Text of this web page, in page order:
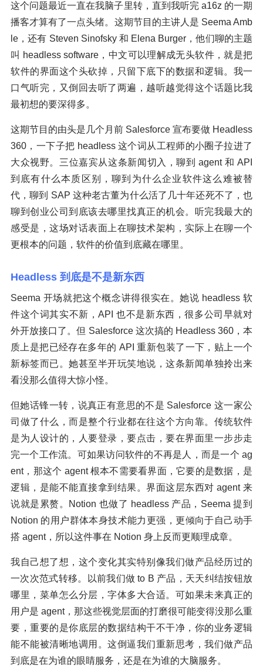
这个问题最近一直在我脑子里转，直到我听完 a16z 的一期
播客才算有了一点头绪。这期节目的主讲人是 Seema Amb
le，还有 Steven Sinofsky 和 Elena Burger，他们聊的主题
叫 headless software，中文可以理解成无头软件，就是把
软件的界面这个头砍掉，只留下底下的数据和逻辑。我一
口气听完，又倒回去听了两遍，越听越觉得这个话题比我
最初想的要深得多。
这期节目的由头是几个月前 Salesforce 宣布要做 Headless
360，一下子把 headless 这个词从工程师的小圈子拉进了
大众视野。三位嘉宾从这条新闻切入，聊到 agent 和 API
到底有什么本质区别，聊到为什么企业软件这么难被替
代，聊到 SAP 这种老古董为什么活了几十年还死不了，也
聊到创业公司到底该去哪里找真正的机会。听完我最大的
感受是，这场对话表面上在聊技术架构，实际上在聊一个
更根本的问题，软件的价值到底藏在哪里。
Headless 到底是不是新东西
Seema 开场就把这个概念讲得很实在。她说 headless 软
件这个词其实不新，API 也不是新东西，很多公司早就对
外开放接口了。但 Salesforce 这次搞的 Headless 360，本
质上是把已经存在多年的 API 重新包装了一下，贴上一个
新标签而已。她甚至半开玩笑地说，这条新闻单独拎出来
看没那么值得大惊小怪。
但她话锋一转，说真正有意思的不是 Salesforce 这一家公
司做了什么，而是整个行业都在往这个方向靠。传统软件
是为人设计的，人要登录，要点击，要在界面里一步步走
完一个工作流。可如果访问软件的不再是人，而是一个 ag
ent，那这个 agent 根本不需要看界面，它要的是数据，是
逻辑，是能不能直接拿到结果。界面这层东西对 agent 来
说就是累赘。Notion 也做了 headless 产品，Seema 提到
Notion 的用户群体本身技术能力更强，更倾向于自己动手
搭 agent，所以这件事在 Notion 身上反而更顺理成章。
我自己想了想，这个变化其实特别像我们做产品经历过的
一次次范式转移。以前我们做 to B 产品，天天纠结按钮放
哪里，菜单怎么分层，字体多大合适。可如果未来真正的
用户是 agent，那这些视觉层面的打磨很可能变得没那么重
要，重要的是你底层的数据结构干不干净，你的业务逻辑
能不能被清晰地调用。这倒逼我们重新思考，我们做产品
到底是在为谁的眼睛服务，还是在为谁的大脑服务。